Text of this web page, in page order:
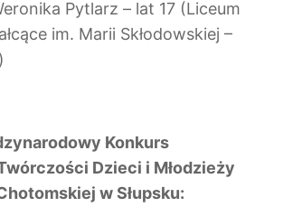
Pytlarz – lat 17 (Liceum
im. Marii Skłodowskiej –
Konkurs
Dzieci i Młodzieży
w Słupsku: